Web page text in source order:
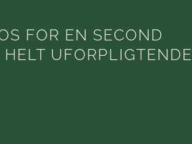
FOR EN SECOND
UFORPLIGTENDE